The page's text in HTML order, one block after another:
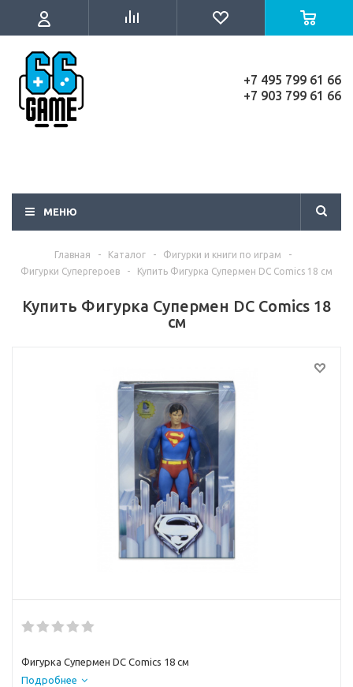
+7 495 799 61 66
+7 903 799 61 66
МЕНЮ
Главная - Каталог - Фигурки и книги по играм
-
Фигурки Супергероев
- Купить Фигурка Супермен DC Comics 18 см
Купить Фигурка Супермен DC Comics 18
см
Фигурка Супермен DC Comics 18 см
Подробнее